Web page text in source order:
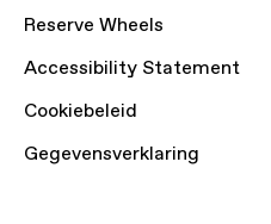
Reserve Wheels
Accessibility Statement
Cookiebeleid
Gegevensverklaring